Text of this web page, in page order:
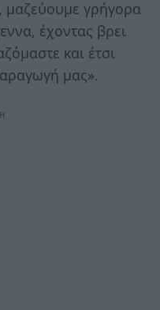
μαζεύουμε γρήγορα
έχοντας βρει
και έτσι
μας».